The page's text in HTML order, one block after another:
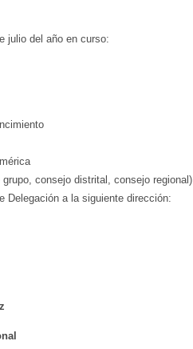
julio del año en curso:
consejo distrital, consejo regional)
Delegación a la siguiente dirección: